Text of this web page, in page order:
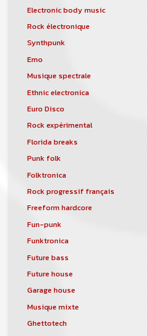
Electronic body music
Rock électronique
Synthpunk
Emo
Musique spectrale
Ethnic electronica
Euro Disco
Rock expérimental
Florida breaks
Punk folk
Folktronica
Rock progressif français
Freeform hardcore
Fun-punk
Funktronica
Future bass
Future house
Garage house
Musique mixte
Ghettotech